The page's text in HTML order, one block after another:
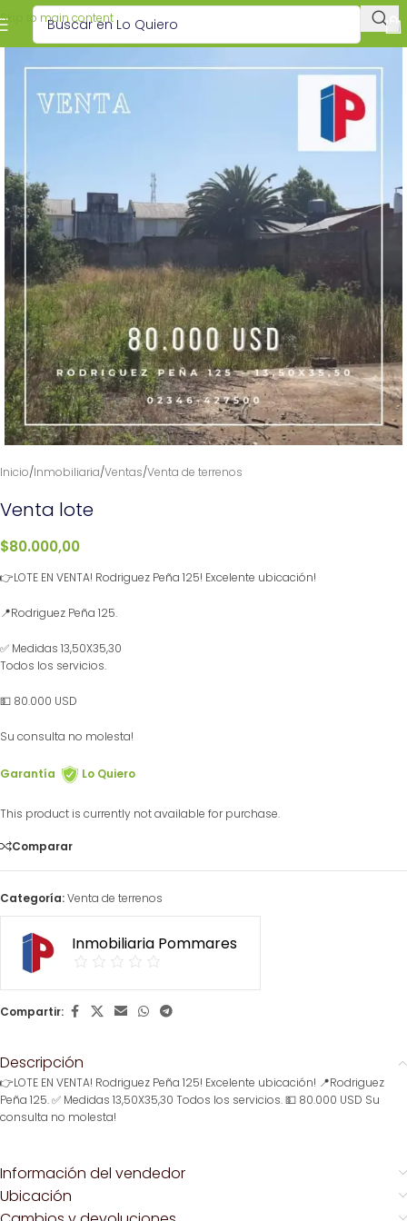
Skip to main content
Inicio/Inmobiliaria/Ventas/Venta de terrenos
Venta lote
$80.000,00
👉LOTE EN VENTA! Rodriguez Peña 125! Excelente ubicación!
📍Rodriguez Peña 125.
✅ Medidas 13,50X35,30
Todos los servicios.
💵 80.000 USD
Su consulta no molesta!
Garantía Lo Quiero
This product is currently not available for purchase.
Comparar
Categoría:Venta de terrenos
Inmobiliaria Pommares
Compartir:
Descripción
👉LOTE EN VENTA! Rodriguez Peña 125! Excelente ubicación! 📍Rodriguez
Peña 125. ✅ Medidas 13,50X35,30 Todos los servicios. 💵 80.000 USD Su
consulta no molesta!
Información del vendedor
Ubicación